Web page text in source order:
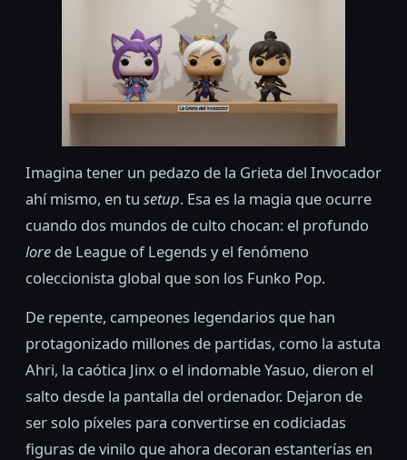
Imagina tener un pedazo de la Grieta del Invocador
ahí mismo, en tu setup. Esa es la magia que ocurre
cuando dos mundos de culto chocan: el profundo
lore de League of Legends y el fenómeno
coleccionista global que son los Funko Pop.
De repente, campeones legendarios que han
protagonizado millones de partidas, como la astuta
Ahri, la caótica Jinx o el indomable Yasuo, dieron el
salto desde la pantalla del ordenador. Dejaron de
ser solo píxeles para convertirse en codiciadas
figuras de vinilo que ahora decoran estanterías en